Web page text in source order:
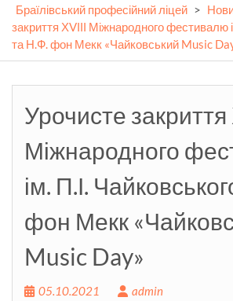
Браїлівський професійний ліцей >
закриття ХVІІІ Міжнародного фестивалю
та Н.Ф. фон Мекк «Чайковський Music
Урочисте закриття
Міжнародного
ім. П.І.
фон Мекк
Music Day»
05.10.2021 admin